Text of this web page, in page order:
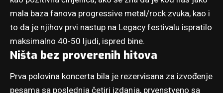
mala baza fanova progressive metal/rock zvuka, kao i
to da je njihov prvi nastup na Legacy festivalu ispratilo
maksimalno 40-50 ljudi, ispred bine.
Ništa bez proverenih hitova
Prva polovina koncerta bila je rezervisana za izvođenje
pesama sa poslednja četiri izdanja, prvenstveno sa